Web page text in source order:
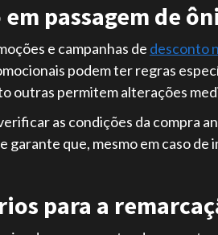
passagem de
e campanhas de desconto
podem ter regras
outras permitem alterações
as condições da compra
garante que, mesmo em caso
para a